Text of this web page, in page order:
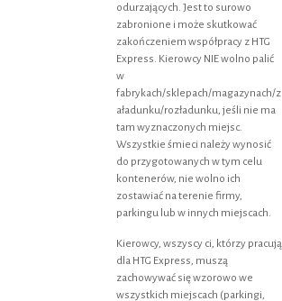
odurzających. Jest to surowo
zabronione i może skutkować
zakończeniem współpracy z HTG
Express. Kierowcy NIE wolno palić
w
fabrykach/sklepach/magazynach/z
aładunku/rozładunku, jeśli nie ma
tam wyznaczonych miejsc.
Wszystkie śmieci należy wynosić
do przygotowanych w tym celu
kontenerów, nie wolno ich
zostawiać na terenie firmy,
parkingu lub w innych miejscach.
Kierowcy, wszyscy ci, którzy pracują
dla HTG Express, muszą
zachowywać się wzorowo we
wszystkich miejscach (parkingi,